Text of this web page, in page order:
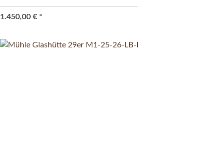
1.450,00 € *